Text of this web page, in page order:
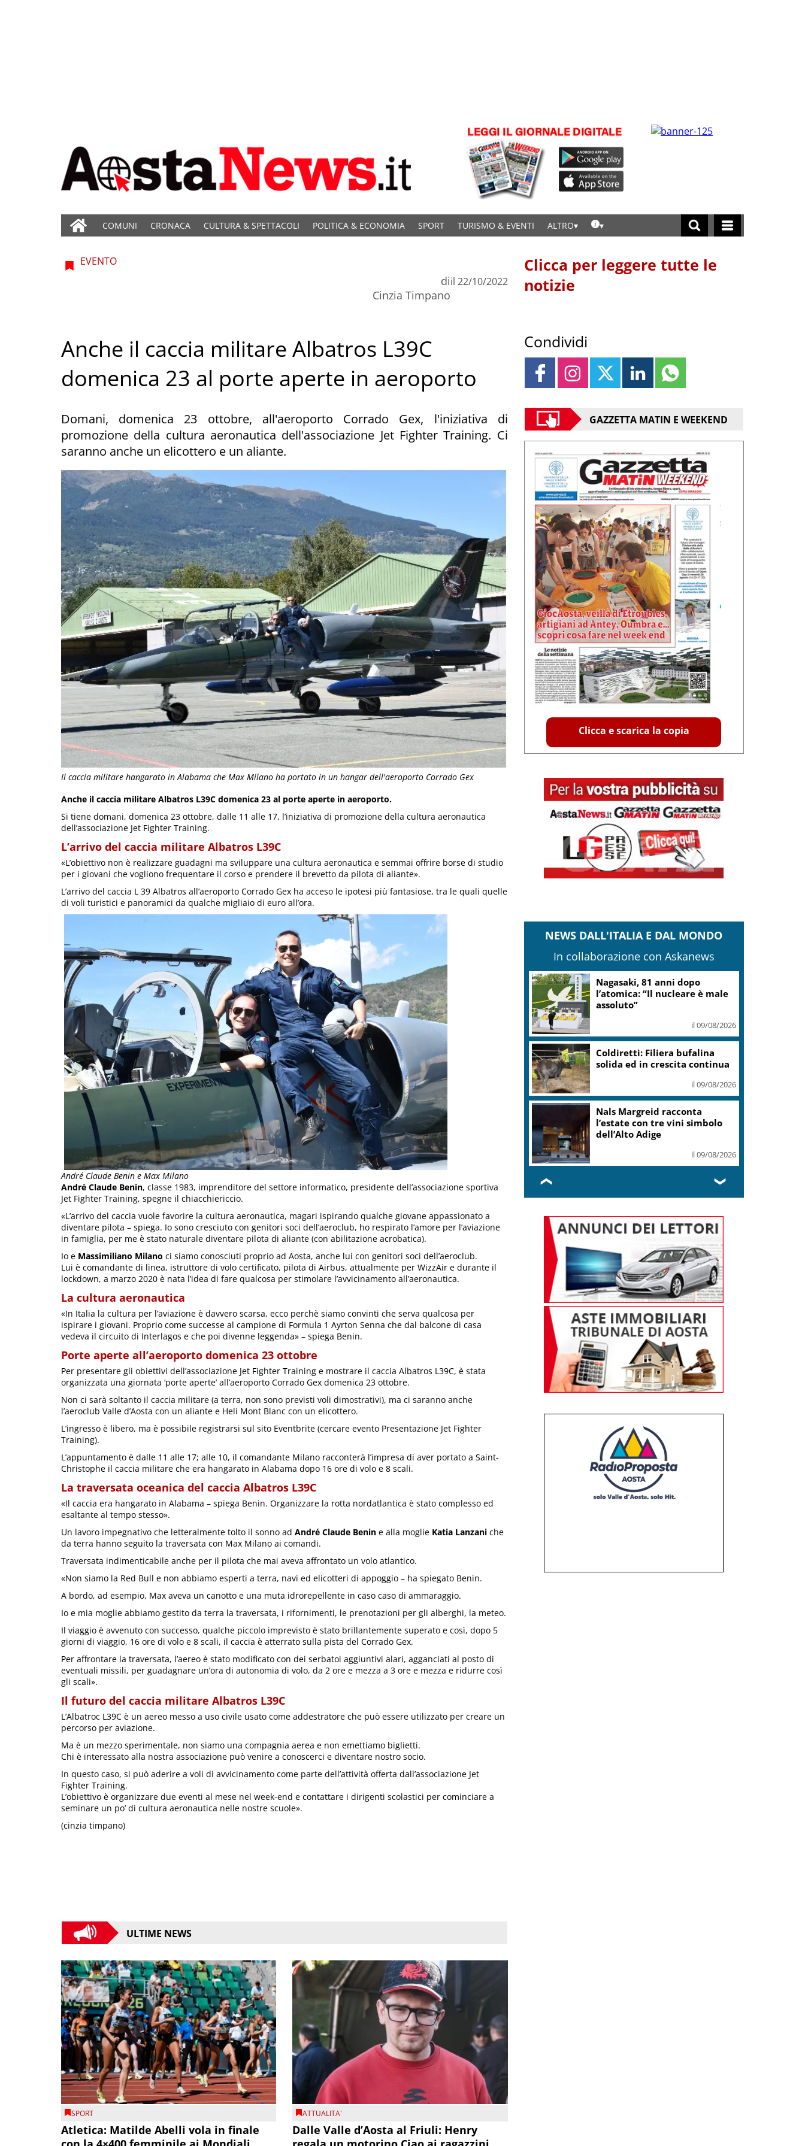
COMUNI CRONACA CULTURA & SPETTACOLI POLITICA & ECONOMIA SPORT TURISMO & EVENTI ALTRO
Il caccia militare hangarato in Alabama che Max Milano ha portato in un hangar dell'aeroporto Corrado Gex
EVENTO
di
Cinzia Timpano
il 22/10/2022
Anche il caccia militare Albatros L39C
domenica 23 al porte aperte in aeroporto
Domani, domenica 23 ottobre, all'aeroporto Corrado Gex, l'iniziativa di
promozione della cultura aeronautica dell'associazione Jet Fighter Training. Ci
saranno anche un elicottero e un aliante.
Anche il caccia militare Albatros L39C domenica 23 al porte aperte in aeroporto.
Si tiene domani, domenica 23 ottobre, dalle 11 alle 17, l’iniziativa di promozione della cultura aeronautica
dell’associazione Jet Fighter Training.
L’arrivo del caccia militare Albatros L39C
«L’obiettivo non è realizzare guadagni ma sviluppare una cultura aeronautica e semmai offrire borse di studio
per i giovani che vogliono frequentare il corso e prendere il brevetto da pilota di aliante».
L’arrivo del caccia L 39 Albatros all’aeroporto Corrado Gex ha acceso le ipotesi più fantasiose, tra le quali quelle
di voli turistici e panoramici da qualche migliaio di euro all’ora.
André Claude Benin e Max Milano
André Claude Benin, classe 1983, imprenditore del settore informatico, presidente dell’associazione sportiva
Jet Fighter Training, spegne il chiacchiericcio.
«L’arrivo del caccia vuole favorire la cultura aeronautica, magari ispirando qualche giovane appassionato a
diventare pilota – spiega. Io sono cresciuto con genitori soci dell’aeroclub, ho respirato l’amore per l’aviazione
in famiglia, per me è stato naturale diventare pilota di aliante (con abilitazione acrobatica).
Io e Massimiliano Milano ci siamo conosciuti proprio ad Aosta, anche lui con genitori soci dell’aeroclub.
Lui è comandante di linea, istruttore di volo certificato, pilota di Airbus, attualmente per WizzAir e durante il
lockdown, a marzo 2020 è nata l’idea di fare qualcosa per stimolare l’avvicinamento all’aeronautica.
La cultura aeronautica
«In Italia la cultura per l’aviazione è davvero scarsa, ecco perchè siamo convinti che serva qualcosa per
ispirare i giovani. Proprio come successe al campione di Formula 1 Ayrton Senna che dal balcone di casa
vedeva il circuito di Interlagos e che poi divenne leggenda» – spiega Benin.
Porte aperte all’aeroporto domenica 23 ottobre
Per presentare gli obiettivi dell’associazione Jet Fighter Training e mostrare il caccia Albatros L39C, è stata
organizzata una giornata ‘porte aperte’ all’aeroporto Corrado Gex domenica 23 ottobre.
Non ci sarà soltanto il caccia militare (a terra, non sono previsti voli dimostrativi), ma ci saranno anche
l’aeroclub Valle d’Aosta con un aliante e Heli Mont Blanc con un elicottero.
L’ingresso è libero, ma è possibile registrarsi sul sito Eventbrite (cercare evento Presentazione Jet Fighter
Training).
L’appuntamento è dalle 11 alle 17; alle 10, il comandante Milano racconterà l’impresa di aver portato a Saint-
Christophe il caccia militare che era hangarato in Alabama dopo 16 ore di volo e 8 scali.
La traversata oceanica del caccia Albatros L39C
«Il caccia era hangarato in Alabama – spiega Benin. Organizzare la rotta nordatlantica è stato complesso ed
esaltante al tempo stesso».
Un lavoro impegnativo che letteralmente tolto il sonno ad André Claude Benin e alla moglie Katia Lanzani che
da terra hanno seguito la traversata con Max Milano ai comandi.
Traversata indimenticabile anche per il pilota che mai aveva affrontato un volo atlantico.
«Non siamo la Red Bull e non abbiamo esperti a terra, navi ed elicotteri di appoggio – ha spiegato Benin.
A bordo, ad esempio, Max aveva un canotto e una muta idrorepellente in caso caso di ammaraggio.
Io e mia moglie abbiamo gestito da terra la traversata, i rifornimenti, le prenotazioni per gli alberghi, la meteo.
Il viaggio è avvenuto con successo, qualche piccolo imprevisto è stato brillantemente superato e così, dopo 5
giorni di viaggio, 16 ore di volo e 8 scali, il caccia è atterrato sulla pista del Corrado Gex.
Per affrontare la traversata, l’aereo è stato modificato con dei serbatoi aggiuntivi alari, agganciati al posto di
eventuali missili, per guadagnare un’ora di autonomia di volo, da 2 ore e mezza a 3 ore e mezza e ridurre così
gli scali».
Il futuro del caccia militare Albatros L39C
L’Albatroc L39C è un aereo messo a uso civile usato come addestratore che può essere utilizzato per creare un
percorso per aviazione.
Ma è un mezzo sperimentale, non siamo una compagnia aerea e non emettiamo biglietti.
Chi è interessato alla nostra associazione può venire a conoscerci e diventare nostro socio.
In questo caso, si può aderire a voli di avvicinamento come parte dell’attività offerta dall’associazione Jet
Fighter Training.
L’obiettivo è organizzare due eventi al mese nel week-end e contattare i dirigenti scolastici per cominciare a
seminare un po’ di cultura aeronautica nelle nostre scuole».
(cinzia timpano)
ULTIME NEWS
SPORT
Atletica: Matilde Abelli vola in finale
ATTUALITA'
Dalle Valle d’Aosta al Friuli: Henry
Clicca per leggere tutte le
notizie
Condividi
GAZZETTA MATIN E WEEKEND
Clicca e scarica la copia
NEWS DALL'ITALIA E DAL MONDO
In collaborazione con Askanews
Nagasaki, 81 anni dopo
l’atomica: “Il nucleare è male
assoluto”
il 09/08/2026
Coldiretti: Filiera bufalina
solida ed in crescita continua
il 09/08/2026
Nals Margreid racconta
l’estate con tre vini simbolo
dell’Alto Adige
il 09/08/2026
❮ ❯